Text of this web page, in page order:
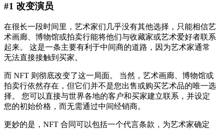
#1 改变演员
在很长一段时间里，艺术家们几乎没有其他选择，只能相信艺
术画廊、博物馆或拍卖行能将他们与收藏家或艺术爱好者联系
起来。 这是一条主要有利于中间商的道路，因为艺术家通常
无法直接接触到买家。
而 NFT 则彻底改变了这一局面。 当然，艺术画廊、博物馆或
拍卖行依然存在，但它们并不是您出售或购买艺术品的唯一选
择。 您可以直接与世界各地的客户和买家建立联系，并设定
您的初始价格，而无需通过中间经销商。
更妙的是，NFT 合同可以包括一个代言条款，为艺术家确定